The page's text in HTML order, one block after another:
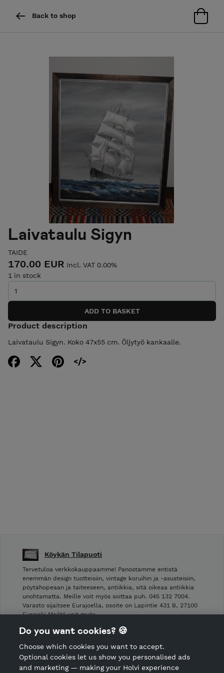
Back to shop
Laivataulu Sigyn
TAIDE
170.00 EUR Incl. VAT 0.00%
1 in stock
Product description
Laivataulu Sigyn. Koko 47x55 cm. Öljytyö kankaalle.
Köykän Tilapuoti
Tervetuloa verkkokauppaamme! Panostamme entistä
enemmän design tuotteisiin, vintage koruihin ja -asusteisiin,
pöytähopeaan ja taiteeseen, antiikkia, sitä oikeaa antiikkia
unohtamatta. Meille voit myös soittaa puh. 045 132 7004.
Varasto sijaitsee Eurajoella, osoite on Lapintie 431 B, 27100
Eurajoki Meiltä voit myös …
Shop Terms and Conditions
CANCEL ORDER
Do you want cookies? 🍪
Choose which cookies you want to accept.
Optional cookies let us show you personalised ads
and marketing — making your Holvi experience